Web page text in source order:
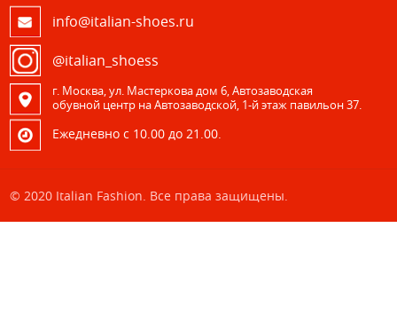
info@italian-shoes.ru
@italian_shoess
г. Москва, ул. Мастеркова дом 6, Автозаводская
обувной центр на Автозаводской, 1-й этаж павильон 37.
Eжедневно с 10.00 до 21.00.
© 2020 Italian Fashion. Все права защищены.